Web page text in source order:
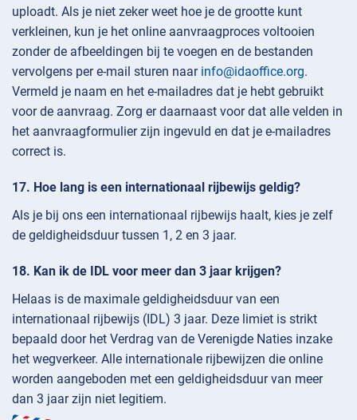
uploadt. Als je niet zeker weet hoe je de grootte kunt
verkleinen, kun je het online aanvraagproces voltooien
zonder de afbeeldingen bij te voegen en de bestanden
vervolgens per e-mail sturen naar info@idaoffice.org.
Vermeld je naam en het e-mailadres dat je hebt gebruikt
voor de aanvraag. Zorg er daarnaast voor dat alle velden in
het aanvraagformulier zijn ingevuld en dat je e-mailadres
correct is.
Hoe lang is een internationaal rijbewijs geldig?
Als je bij ons een internationaal rijbewijs haalt, kies je zelf
de geldigheidsduur tussen 1, 2 en 3 jaar.
Kan ik de IDL voor meer dan 3 jaar krijgen?
Helaas is de maximale geldigheidsduur van een
internationaal rijbewijs (IDL) 3 jaar. Deze limiet is strikt
bepaald door het Verdrag van de Verenigde Naties inzake
het wegverkeer. Alle internationale rijbewijzen die online
worden aangeboden met een geldigheidsduur van meer
dan 3 jaar zijn niet legitiem.